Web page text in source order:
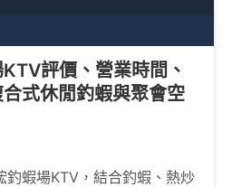
評價、營業時間、
式休閒釣蝦與聚會空
釣蝦場KTV，結合釣蝦、熱炒